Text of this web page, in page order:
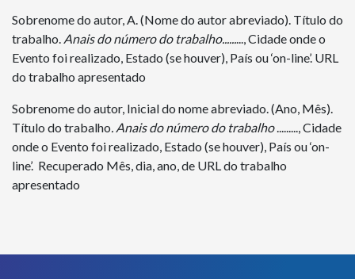
Sobrenome do autor, A. (Nome do autor abreviado). Título do
trabalho. Anais do número do trabalho........., Cidade onde o
Evento foi realizado, Estado (se houver), País ou ‘on-line’. URL
do trabalho apresentado
Sobrenome do autor, Inicial do nome abreviado. (Ano, Mês).
Título do trabalho. Anais do número do trabalho........., Cidade
onde o Evento foi realizado, Estado (se houver), País ou ‘on-
line’. Recuperado Mês, dia, ano, de URL do trabalho
apresentado